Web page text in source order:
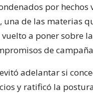
por hechos
de las materias
a poner sobre
de
adelantar si
y ratificó la